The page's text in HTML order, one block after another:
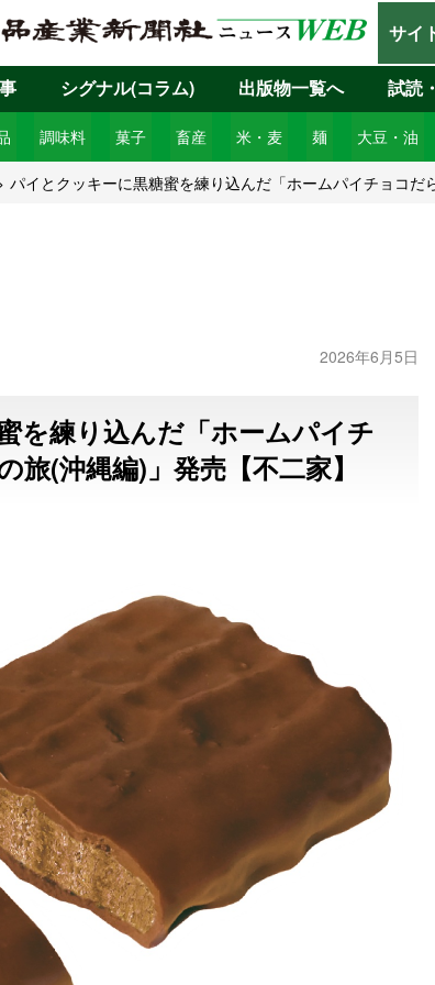
サイ
調味料 菓子 畜産 米・麦 麺 大豆・油
シグナル(コラム) 出版物一覧へ 試読
パイとクッキーに黒糖蜜を練り込んだ「ホームパイチョコだ
2026年6月5日
を練り込んだ「ホームパイチ
(沖縄編)」発売【不二家】